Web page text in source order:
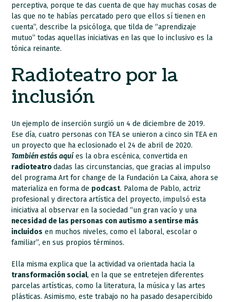
perceptiva, porque te das cuenta de que hay muchas cosas de
las que no te habías percatado pero que ellos sí tienen en
cuenta”, describe la psicóloga, que tilda de “aprendizaje
mutuo” todas aquellas iniciativas en las que lo inclusivo es la
tónica reinante.
Radioteatro por la
inclusión
Un ejemplo de inserción surgió un 4 de diciembre de 2019.
Ese día, cuatro personas con TEA se unieron a cinco sin TEA en
un proyecto que ha eclosionado el 24 de abril de 2020.
También estás aquíes la obra escénica, convertida en
radioteatrodadas las circunstancias, que gracias al impulso
del programa Art for change de la Fundación La Caixa, ahora se
materializa en forma de podcast. Paloma de Pablo, actriz
profesional y directora artística del proyecto, impulsó esta
iniciativa al observar en la sociedad “un gran vacío y una
necesidad de las personas con autismo a sentirse más
incluidos en muchos niveles, como el laboral, escolar o
familiar”, en sus propios términos.
Ella misma explica que la actividad va orientada hacia la
transformación social, en la que se entretejen diferentes
parcelas artísticas, como la literatura, la música y las artes
plásticas. Asimismo, este trabajo no ha pasado desapercibido